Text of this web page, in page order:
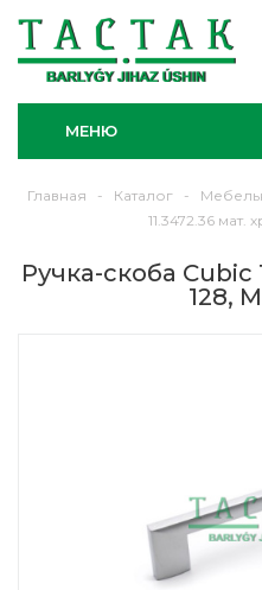
МЕНЮ
Главная - Каталог -
11.3472.36 мат.
Ручка-скоба Cubic
128,